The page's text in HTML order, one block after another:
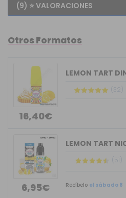
(9) ⭐ VALORACIONES
Otros Formatos
16,40€
(32)
6,95€
(51)
Recíbelo el sábado 8